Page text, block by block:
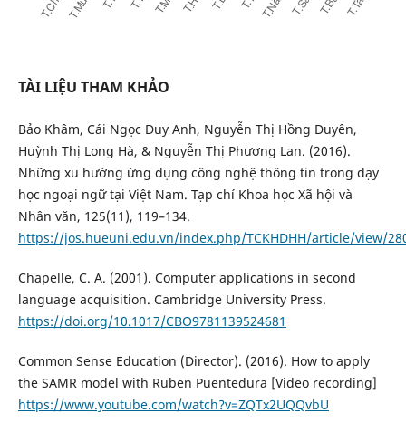
TÀI LIỆU THAM KHẢO
Bảo Khâm, Cái Ngọc Duy Anh, Nguyễn Thị Hồng Duyên,
Huỳnh Thị Long Hà, & Nguyễn Thị Phương Lan. (2016).
Những xu hướng ứng dụng công nghệ thông tin trong dạy
học ngoại ngữ tại Việt Nam. Tạp chí Khoa học Xã hội và
Nhân văn, 125(11), 119–134.
https://jos.hueuni.edu.vn/index.php/TCKHDHH/article/view/
Chapelle, C. A. (2001). Computer applications in second
language acquisition. Cambridge University Press.
https://doi.org/10.1017/CBO9781139524681
Common Sense Education (Director). (2016). How to apply
the SAMR model with Ruben Puentedura [Video recording]
https://www.youtube.com/watch?v=ZQTx2UQQvbU